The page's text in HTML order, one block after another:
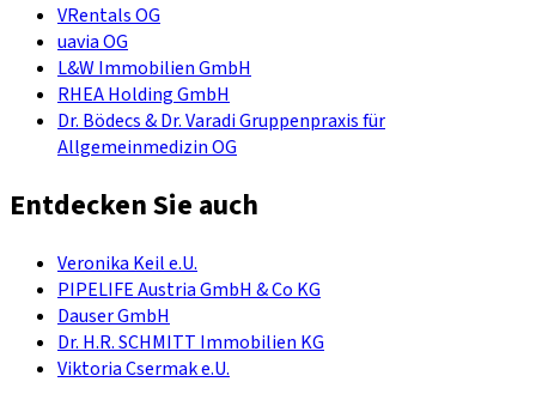
VRentals OG
uavia OG
L&W Immobilien GmbH
RHEA Holding GmbH
Dr. Bödecs & Dr. Varadi Gruppenpraxis für
Allgemeinmedizin OG
Entdecken Sie auch
Veronika Keil e.U.
PIPELIFE Austria GmbH & Co KG
Dauser GmbH
Dr. H.R. SCHMITT Immobilien KG
Viktoria Csermak e.U.